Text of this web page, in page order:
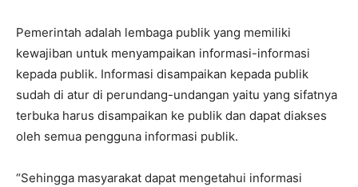
Pemerintah adalah lembaga publik yang memiliki
kewajiban untuk menyampaikan informasi-informasi
kepada publik. Informasi disampaikan kepada publik
sudah di atur di perundang-undangan yaitu yang sifatnya
terbuka harus disampaikan ke publik dan dapat diakses
oleh semua pengguna informasi publik.
“Sehingga masyarakat dapat mengetahui informasi